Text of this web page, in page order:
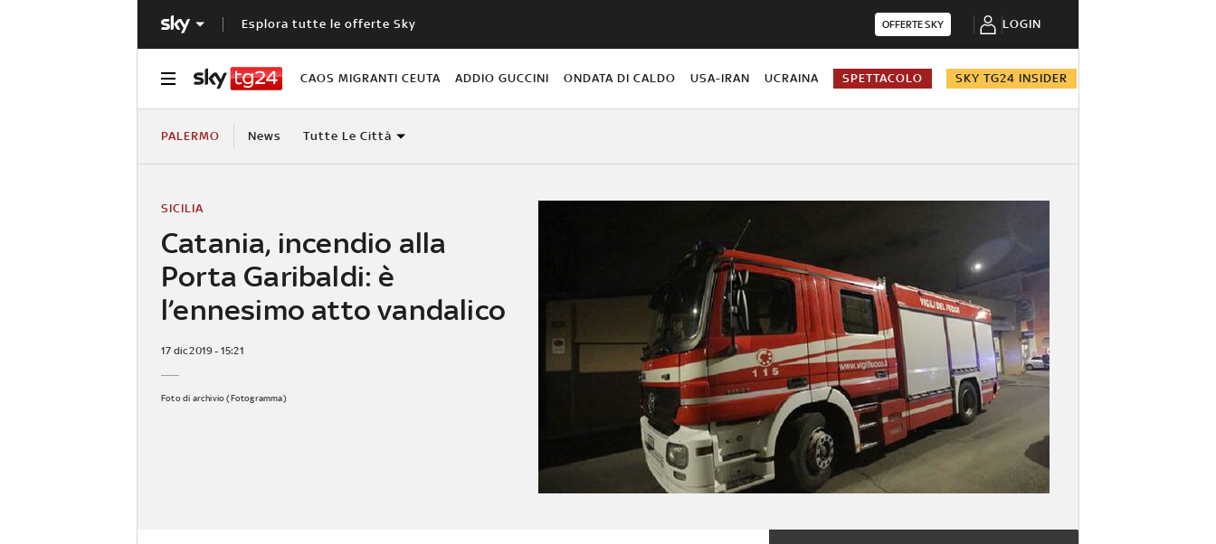
Esplora tutte le offerte Sky OFFERTE SKY LOGIN
CAOS MIGRANTI CEUTA ADDIO GUCCINI ONDATA DI CALDO USA-IRAN UCRAINA SPETTACOLO SKY TG24 INSIDER
PALERMO News Tutte Le Città
Catania, incendio alla
Porta Garibaldi: è
l’ennesimo atto vandalico
SICILIA
17 dic 2019 - 15:21
Foto di archivio (Fotogramma)